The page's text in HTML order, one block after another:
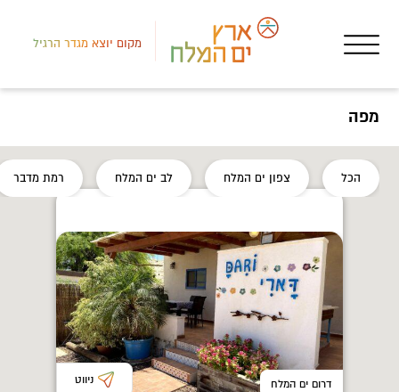
מקום יוצא מגדר הרגיל
מפה
הכל צפון ים המלח לב ים המלח רמת מדבר
דרום ים המלח ניווט